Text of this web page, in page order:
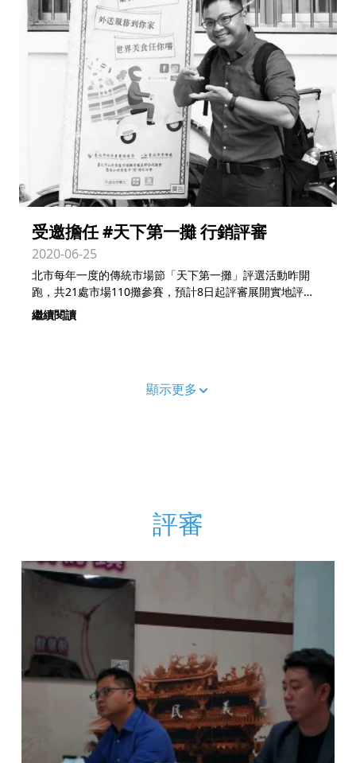
受邀擔任 #天下第一攤 行銷評審
2020-06-25
北市每年一度的傳統市場節「天下第一攤」評選活動昨開
跑，共21處市場110攤參賽，預計8日起評審展開實地評
比，
繼續閱讀
顯示更多
評審